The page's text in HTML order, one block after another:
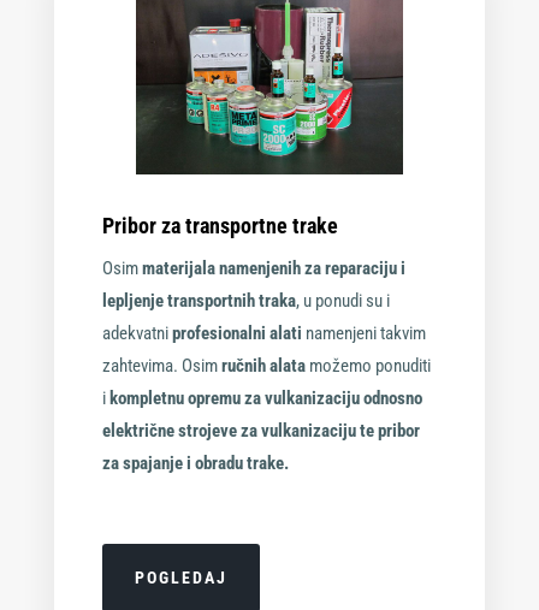
Pribor za transportne trake
Osimmaterijala namenjenih za reparaciju i
lepljenje transportnih traka, u ponudi su i
adekvatniprofesionalni alati namenjeni takvim
zahtevima. Osimručnih alatamožemo ponuditi
i kompletnu opremu za vulkanizaciju odnosno
električne strojeve za vulkanizaciju te pribor
za spajanje i obradu trake.
POGLEDAJ